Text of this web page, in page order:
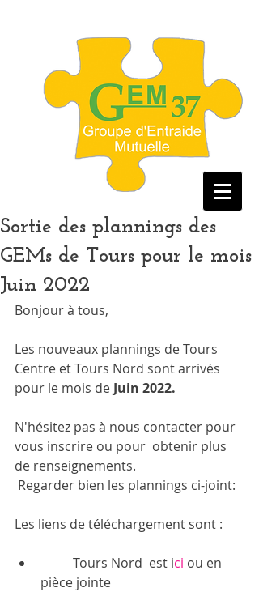
Sortie des plannings des
GEMs de Tours pour le mois
Juin 2022
Bonjour à tous,
Les nouveaux plannings de Tours
Centre et Tours Nord sont arrivés
pour le mois de Juin 2022.
N'hésitez pas à nous contacter pour
vous inscrire ou pour  obtenir plus
de renseignements.
Regarder bien les plannings ci-joint:
Les liens de téléchargement sont :
	Tours Nord  est i
ci ou en
pièce jointe